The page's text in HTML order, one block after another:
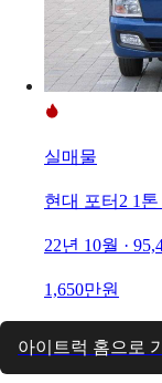
실매물
현대 포터2 1톤
22년 10월 ·
1,650만원
아이트럭 홈으로